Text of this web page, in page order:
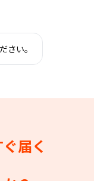
さい。
届く